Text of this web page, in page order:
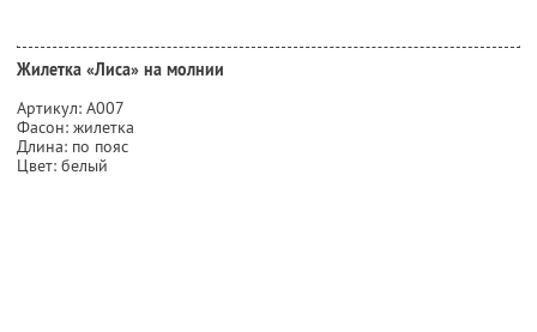
Жилетка «Лиса» на молнии
Артикул: А007
Фасон: жилетка
Длина: по пояс
Цвет: белый